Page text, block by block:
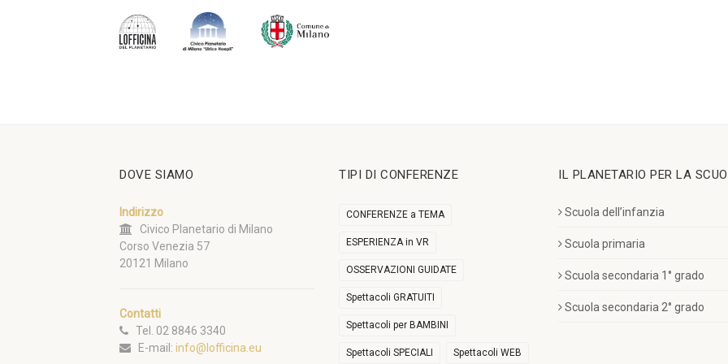
DOVE SIAMO
Indirizzo
Civico Planetario di Milano
Corso Venezia 57
20121 Milano
Contatti
Tel. 02 8846 3340
E-mail: info@lofficina.eu
TIPI DI CONFERENZE
CONFERENZE a TEMA
ESPERIENZA in VR
OSSERVAZIONI GUIDATE
Spettacoli GRATUITI
Spettacoli per BAMBINI
Spettacoli SPECIALI Spettacoli WEB
IL PLANETARIO PER LA
Scuola dell’infanzia
Scuola primaria
Scuola secondaria 1° grado
Scuola secondaria 2° grado